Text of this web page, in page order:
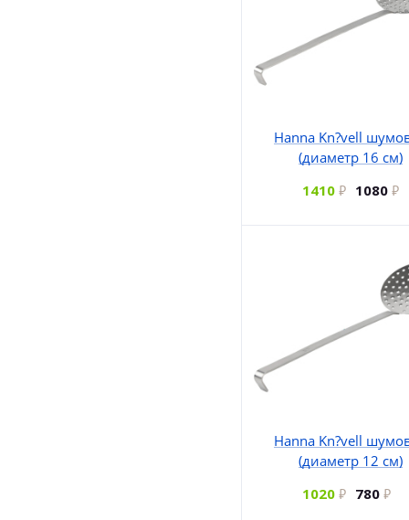
Hanna Kn?vell
(диаметр 16 см)
1410
1080
Hanna Kn?vell
(диаметр 12 см)
1020
780